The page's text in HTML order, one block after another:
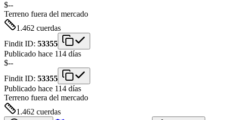
$--
Terreno fuera del mercado
1.462 cuerdas
Findit ID: 53355
Publicado hace 114 días
$--
Findit ID: 53355
Publicado hace 114 días
Terreno fuera del mercado
1.462 cuerdas